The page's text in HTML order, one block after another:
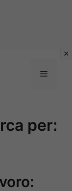
Menu
per: